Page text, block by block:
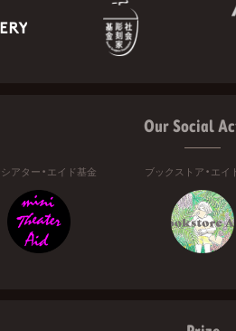
Our Social
アター・エイド基金 ブックストア・エイ